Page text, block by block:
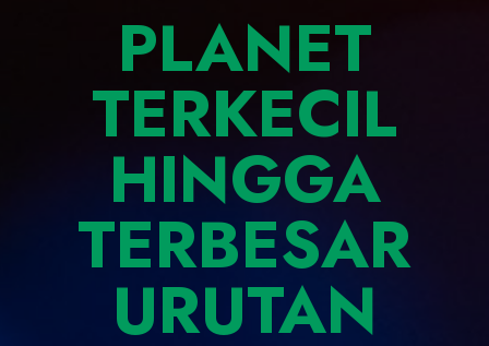
PLANET
TERKECIL
HINGGA
TERBESAR
URUTAN